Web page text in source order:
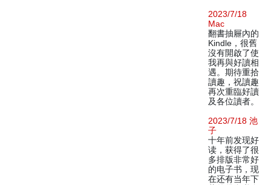
2023/7/18
Mac
翻書抽屜內的
Kindle，很舊
沒有開啟了使
我再與好讀相
遇。期待重拾
讀趣，祝讀趣
再次重臨好讀
及各位讀者。
2023/7/18 池
子
十年前发现好
读，获得了很
多排版非常好
的电子书，现
在还有当年下